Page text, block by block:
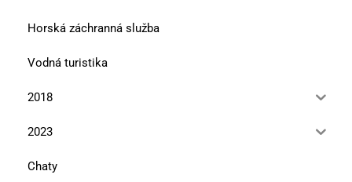
Horská záchranná služba
Vodná turistika
2018
2023
Chaty